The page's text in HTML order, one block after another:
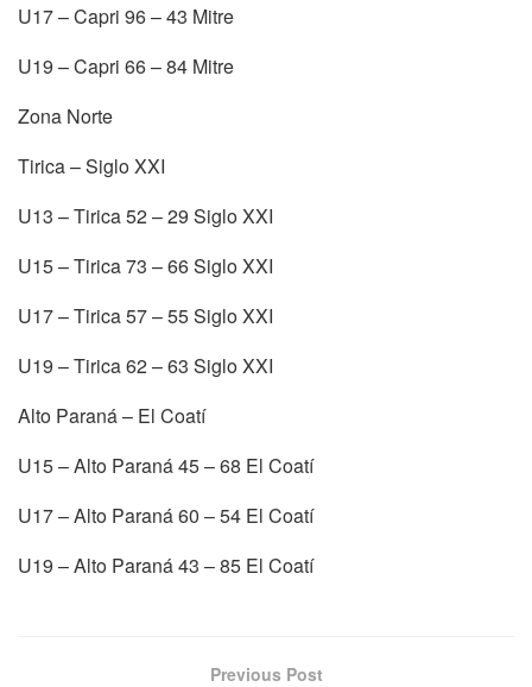
U17 – Capri 96 – 43 Mitre
U19 – Capri 66 – 84 Mitre
Zona Norte
Tirica – Siglo XXI
U13 – Tirica 52 – 29 Siglo XXI
U15 – Tirica 73 – 66 Siglo XXI
U17 – Tirica 57 – 55 Siglo XXI
U19 – Tirica 62 – 63 Siglo XXI
Alto Paraná – El Coatí
U15 – Alto Paraná 45 – 68 El Coatí
U17 – Alto Paraná 60 – 54 El Coatí
U19 – Alto Paraná 43 – 85 El Coatí
Previous Post